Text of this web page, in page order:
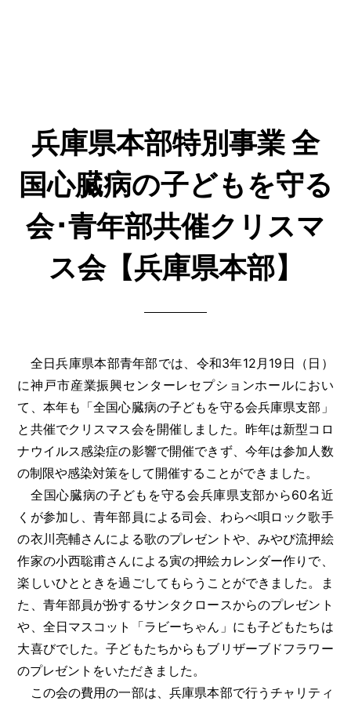
兵庫県本部特別事業 全
国心臓病の子どもを守る
会･青年部共催クリスマ
ス会【兵庫県本部】
全日兵庫県本部青年部では、令和3年12月19日（日）
に神戸市産業振興センターレセプションホールにおい
て、本年も「全国心臓病の子どもを守る会兵庫県支部」
と共催でクリスマス会を開催しました。昨年は新型コロ
ナウイルス感染症の影響で開催できず、今年は参加人数
の制限や感染対策をして開催することができました。
全国心臓病の子どもを守る会兵庫県支部から60名近
くが参加し、青年部員による司会、わらべ唄ロック歌手
の衣川亮輔さんによる歌のプレゼントや、みやび流押絵
作家の小西聡甫さんによる寅の押絵カレンダー作りで、
楽しいひとときを過ごしてもらうことができました。ま
た、青年部員が扮するサンタクロースからのプレゼント
や、全日マスコット「ラビーちゃん」にも子どもたちは
大喜びでした。子どもたちからもブリザーブドフラワー
のプレゼントをいただきました。
この会の費用の一部は、兵庫県本部で行うチャリティ